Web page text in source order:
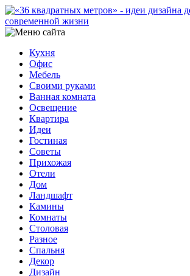
Кухня
Офис
Мебель
Своими руками
Ванная комната
Освещение
Квартира
Идеи
Гостиная
Советы
Прихожая
Отели
Дом
Ландшафт
Камины
Комнаты
Столовая
Разное
Спальня
Декор
Дизайн